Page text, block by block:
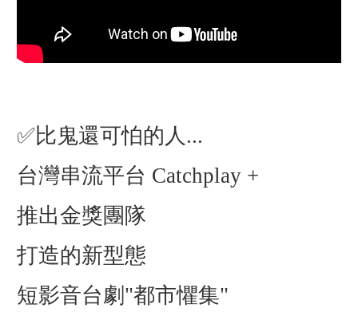
✅比鬼還可怕的人...
台灣串流平台 Catchplay +
推出金獎團隊
打造的新型態
短影音台劇"都市懼集"